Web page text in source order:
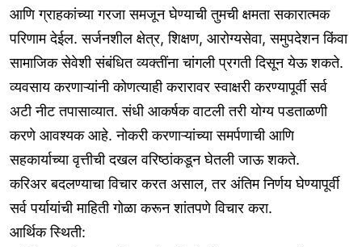
आणि ग्राहकांच्या गरजा समजून घेण्याची तुमची क्षमता सकारात्मक
परिणाम देईल. सर्जनशील क्षेत्र, शिक्षण, आरोग्यसेवा, समुपदेशन किंवा
सामाजिक सेवेशी संबंधित व्यक्तींना चांगली प्रगती दिसून येऊ शकते.
व्यवसाय करणाऱ्यांनी कोणत्याही करारावर स्वाक्षरी करण्यापूर्वी सर्व
अटी नीट तपासाव्यात. संधी आकर्षक वाटली तरी योग्य पडताळणी
करणे आवश्यक आहे. नोकरी करणाऱ्यांच्या समर्पणाची आणि
सहकार्याच्या वृत्तीची दखल वरिष्ठांकडून घेतली जाऊ शकते.
करिअर बदलण्याचा विचार करत असाल, तर अंतिम निर्णय घेण्यापूर्वी
सर्व पर्यायांची माहिती गोळा करून शांतपणे विचार करा.
आर्थिक स्थिती: